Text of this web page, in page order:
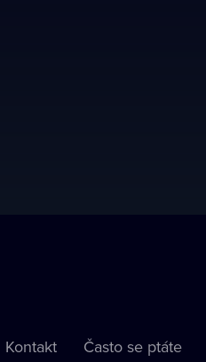
Kontakt Často se ptáte